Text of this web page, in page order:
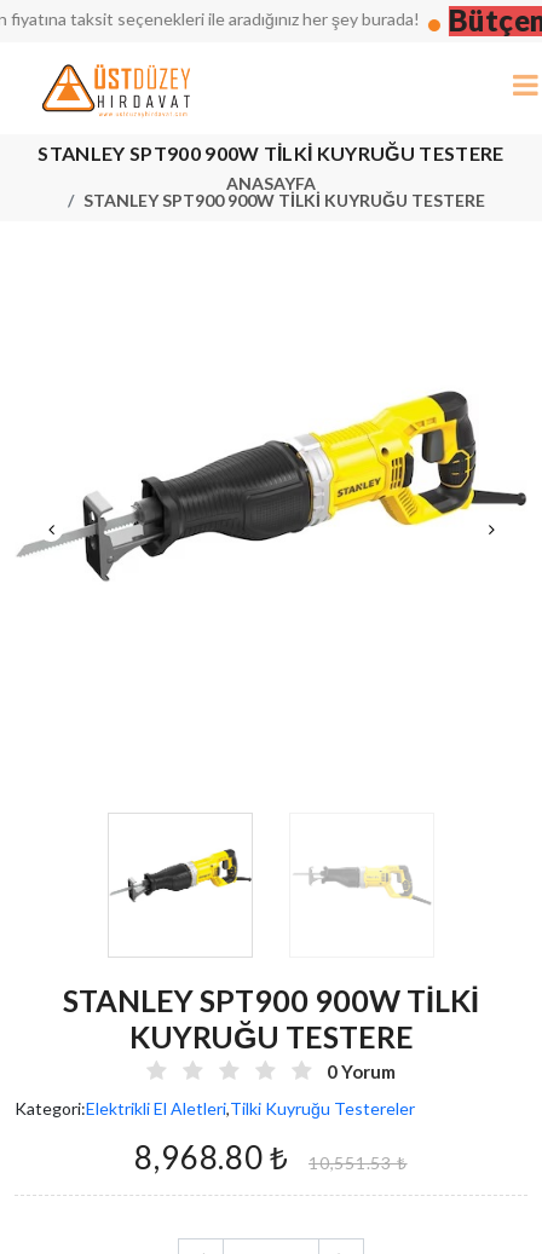
taksit seçenekleri ile aradığınız her şey burada!
STANLEY SPT900 900W TİLKİ KUYRUĞU TESTERE
ANASAYFA
STANLEY SPT900 900W TİLKİ KUYRUĞU TESTERE
STANLEY SPT900 900W TİLKİ
KUYRUĞU TESTERE
0 Yorum
Kategori:Elektrikli El Aletleri,Tilki Kuyruğu Testereler
8,968.80 ₺ 10,551.53 ₺